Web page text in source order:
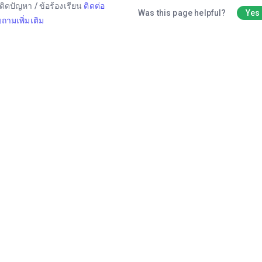
ดปัญหา / ข้อร้องเรียน ติดต่อ
ามเพิ่มเติม
Was this page helpful? Yes